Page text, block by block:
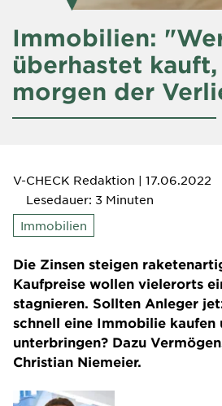
Immobilien:
überhastet
morgen der
V-CHECK Redaktion | 17.06.2022
Lesedauer: 3 Minuten
Immobilien
Die Zinsen steigen
Kaufpreise wollen vielerorts
stagnieren. Sollten Anleger
schnell eine Immobilie kaufen
unterbringen? Dazu
Christian Niemeier.